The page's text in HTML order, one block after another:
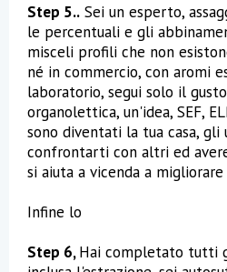
Step 5.. Sei un esperto,
le percentuali e gli
misceli profili che non
né in commercio, con aromi
laboratorio, segui solo il
organolettica, un'idea, SEF,
sono diventati la tua casa,
confrontarti con altri ed
si aiuta a vicenda a
Infine lo
Step 6,Hai completato tutti